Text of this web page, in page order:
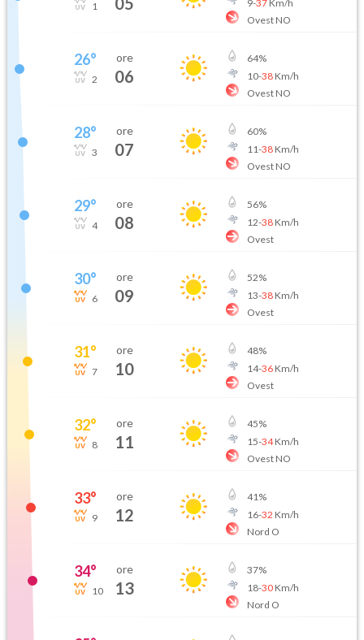
1
9-37Km/h
Ovest NO
26°
2
ore
06
64%
10-38Km/h
Ovest NO
28°
3
ore
07
60%
11-38Km/h
Ovest NO
29°
4
ore
08
56%
12-38Km/h
Ovest
30°
6
ore
09
52%
13-38Km/h
Ovest
31°
7
ore
10
48%
14-36Km/h
Ovest
32°
8
ore
11
45%
15-34Km/h
Ovest NO
33°
9
ore
12
41%
16-32 Km/h
Nord O
34°
10
ore
13
37%
18-30Km/h
Nord O